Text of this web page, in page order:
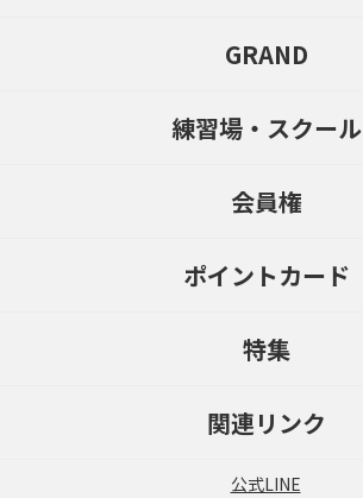
GRAND
練習場・スクール
会員権
ポイントカード
特集
関連リンク
公式LINE